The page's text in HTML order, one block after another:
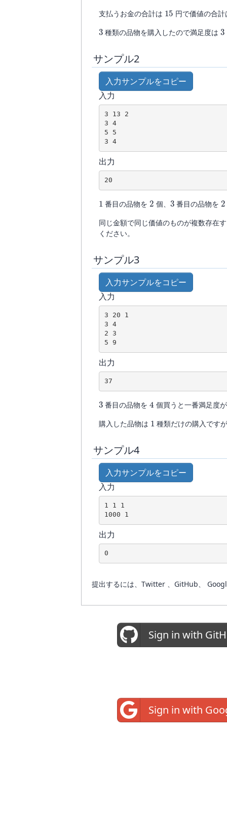
支払うお金の合計は
15
円で価値の合
3
種類の品物を購入したので満足度は
3
サンプル2
入力サンプルをコピー
入力
3 13 2
3 4
5 5
3 4
出力
20
番目の品物を
2
個、
3
番目の品物を
2
同じ金額で同じ価値のものが複数存在
ください。
サンプル3
入力サンプルをコピー
入力
3 20 1
3 4
2 3
出力
37
3
番目の品物を
個買うと一番満足度
購入した品物は
種類だけの購入です
サンプル4
入力サンプルをコピー
入力
1 1 1
出力
0
提出するには、Twitter 、GitHub、
Sign in with
Sign in with